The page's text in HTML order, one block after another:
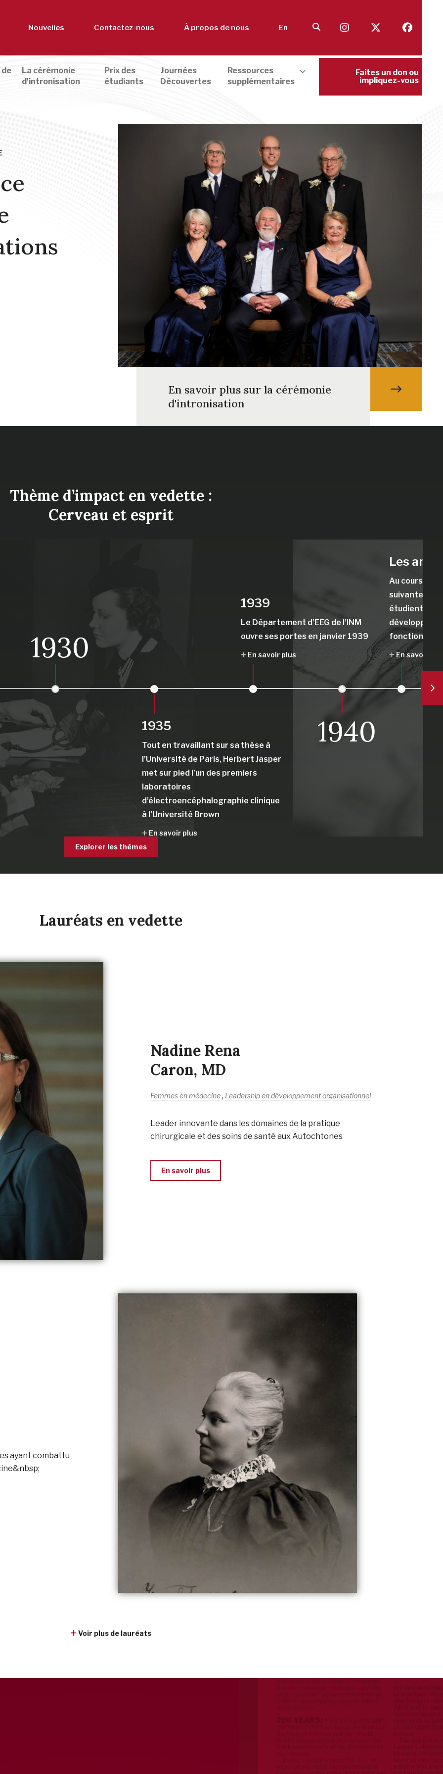
Nouvelles Contactez-nous À propos de nous En
La cérémonie
d'intronisation
Prix des
étudiants
Journées
Découvertes
Ressources
supplémentaires
Faites un don ou
impliquez-vous
En savoir plus sur la cérémonie
d'intronisation
Thème d’impact en vedette :
Cerveau et esprit
1930
1935
Tout en travaillant sur sa thèse à
l’Université de Paris, Herbert Jasper
met sur pied l’un des premiers
laboratoires
d’électroencéphalographie clinique
à l’Université Brown
En savoir plus
1939
Le Département d’EEG de l’INM
ouvre ses portes en janvier 1939
En savoir plus
1940
Les
Au cours des
suivantes,
étudient
fonctionnelle
En savoir
Explorer les thèmes
Lauréats en vedette
Nadine Rena
Caron, MD
Femmes en médecine, Leadership en développement organisationnel
Leader innovante dans les domaines de la pratique
chirurgicale et des soins de santé aux Autochtones
En savoir plus
ayant combattu
Voir plus de lauréats